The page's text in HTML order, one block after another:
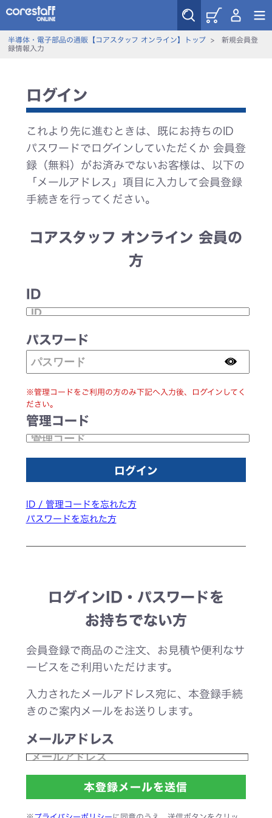
半導体・電子部品の通販【コアスタッフ オンライン】トップ> 新規会員登
録情報入力
ログイン
これより先に進むときは、既にお持ちのID
パスワードでログインしていただくか 会員登
録（無料）がお済みでないお客様は、以下の
「メールアドレス」項目に入力して会員登録
手続きを行ってください。
コアスタッフ オンライン 会員の
方
ID
パスワード
※管理コードをご利用の方のみ下記へ入力後、ログインしてく
ださい。
管理コード
ID / 管理コードを忘れた方
パスワードを忘れた方
ログインID・パスワードを
お持ちでない方
会員登録で商品のご注文、お見積や便利なサ
ービスをご利用いただけます。
入力されたメールアドレス宛に、本登録手続
きのご案内メールをお送りします。
メールアドレス